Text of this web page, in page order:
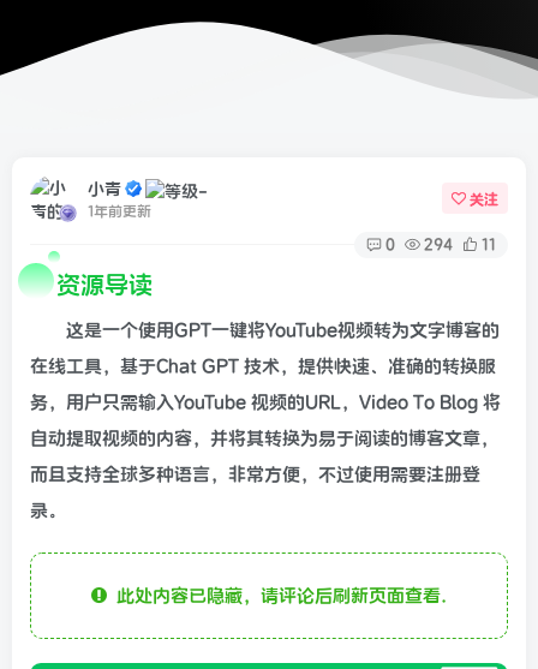
小青
1年前更新
关注
0 294 11
资源导读
这是一个使用GPT一键将YouTube视频转为文字博客的
在线工具，基于Chat GPT 技术，提供快速、准确的转换服
务，用户只需输入YouTube 视频的URL，Video To Blog 将
自动提取视频的内容，并将其转换为易于阅读的博客文章，
而且支持全球多种语言，非常方便，不过使用需要注册登
录。
此处内容已隐藏，请评论后刷新页面查看.